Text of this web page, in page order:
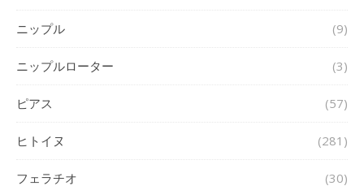
ニップル (9)
ニップルローター (3)
ピアス (57)
ヒトイヌ (281)
フェラチオ (30)